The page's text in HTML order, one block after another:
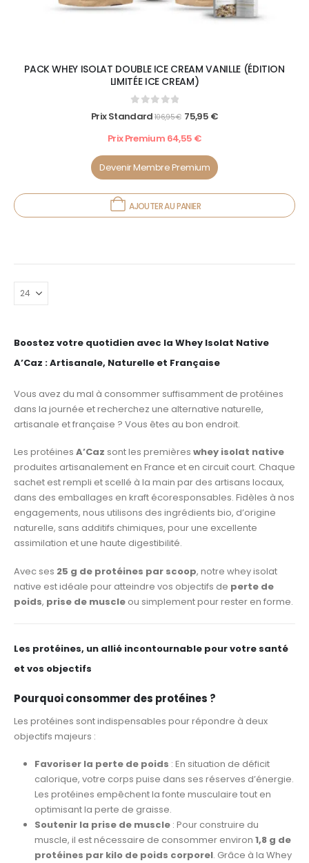
PACK WHEY ISOLAT DOUBLE ICE CREAM VANILLE (ÉDITION
LIMITÉE ICE CREAM)
0 out of 5
Prix Standard106,95€ 75,95 €
Prix Premium 64,55 €
Devenir Membre Premium
AJOUTER AU PANIER
Boostez votre quotidien avec la Whey Isolat Native
A’Caz : Artisanale, Naturelle et Française
Vous avez du mal à consommer suffisamment de protéines
dans la journée et recherchez une alternative naturelle,
artisanale et française ? Vous êtes au bon endroit.
Les protéines A’Caz sont les premières whey isolat native
produites artisanalement en France et en circuit court. Chaque
sachet est rempli et scellé à la main par des artisans locaux,
dans des emballages en kraft écoresponsables. Fidèles à nos
engagements, nous utilisons des ingrédients bio, d’origine
naturelle, sans additifs chimiques, pour une excellente
assimilation et une haute digestibilité.
Avec ses 25 g de protéines par scoop, notre whey isolat
native est idéale pour atteindre vos objectifs de perte de
poids, prise de muscle ou simplement pour rester en forme.
Les protéines, un allié incontournable pour votre santé
et vos objectifs
Pourquoi consommer des protéines ?
Les protéines sont indispensables pour répondre à deux
objectifs majeurs :
Favoriser la perte de poids : En situation de déficit
calorique, votre corps puise dans ses réserves d’énergie.
Les protéines empêchent la fonte musculaire tout en
optimisant la perte de graisse.
Soutenir la prise de muscle: Pour construire du
muscle, il est nécessaire de consommer environ 1,8 g de
protéines par kilo de poids corporel. Grâce à la Whey